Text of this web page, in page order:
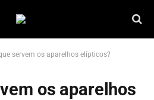
servem os aparelhos elípticos?
os aparelhos